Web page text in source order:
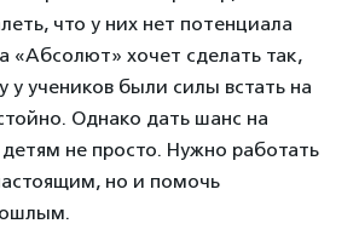
что у них нет потенциала
«Абсолют» хочет сделать так,
у учеников были силы встать на
Однако дать шанс на
не просто. Нужно работать
но и помочь